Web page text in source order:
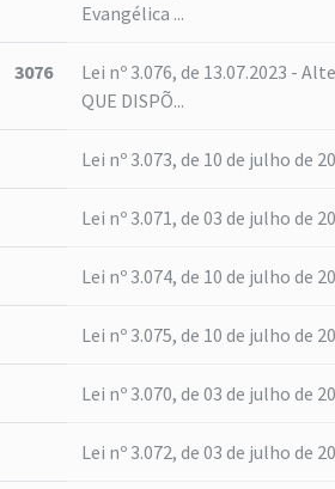
Evangélica ...
3076
Lei nº 3.076, de 13.07.2023 -
QUE DISPÕ...
Lei nº 3.073, de 10 de julho de
Lei nº 3.071, de 03 de julho de
Lei nº 3.074, de 10 de julho de
Lei nº 3.075, de 10 de julho de
Lei nº 3.070, de 03 de julho de
Lei nº 3.072, de 03 de julho de